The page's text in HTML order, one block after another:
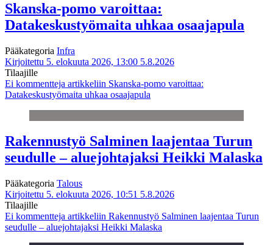
Skanska-pomo varoittaa:
Datakeskustyömaita uhkaa osaajapula
Pääkategoria Infra
Kirjoitettu 5. elokuuta 2026, 13:00 5.8.2026
Tilaajille
Ei kommentteja artikkeliin Skanska-pomo varoittaa:
Datakeskustyömaita uhkaa osaajapula
Rakennustyö Salminen laajentaa Turun
seudulle – aluejohtajaksi Heikki Malaska
Pääkategoria Talous
Kirjoitettu 5. elokuuta 2026, 10:51 5.8.2026
Tilaajille
Ei kommentteja artikkeliin Rakennustyö Salminen laajentaa Turun
seudulle – aluejohtajaksi Heikki Malaska